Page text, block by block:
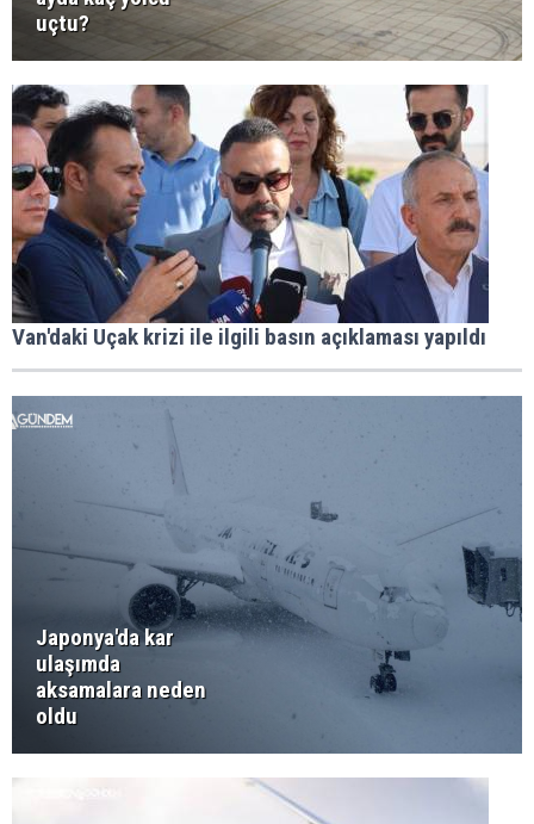
uçtu?
Van'daki Uçak krizi ile ilgili basın açıklaması yapıldı
Japonya'da kar
ulaşımda
aksamalara neden
oldu